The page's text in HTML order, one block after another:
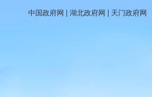
中国政府网 | 湖北政府网 | 天门政府网